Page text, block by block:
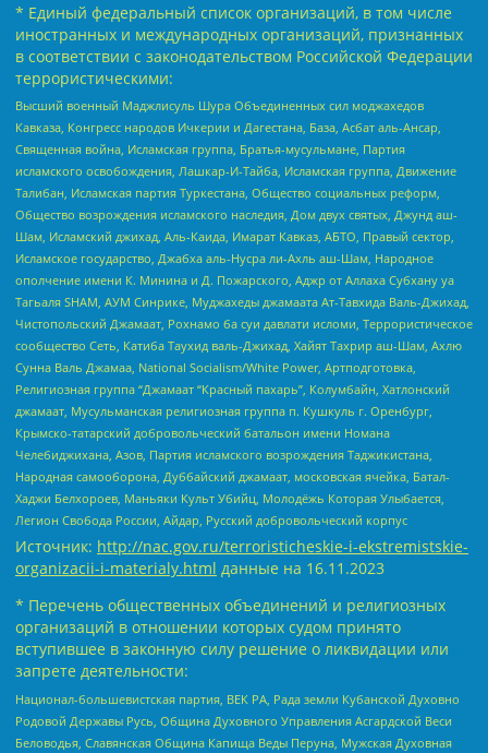
* Единый федеральный список организаций, в том числе
иностранных и международных организаций, признанных
в соответствии с законодательством Российской Федерации
террористическими:
Высший военный Маджлисуль Шура Объединенных сил моджахедов
Кавказа, Конгресс народов Ичкерии и Дагестана, База, Асбат аль-Ансар,
Священная война, Исламская группа, Братья-мусульмане, Партия
исламского освобождения, Лашкар-И-Тайба, Исламская группа, Движение
Талибан, Исламская партия Туркестана, Общество социальных реформ,
Общество возрождения исламского наследия, Дом двух святых, Джунд аш-
Шам, Исламский джихад, Аль-Каида, Имарат Кавказ, АБТО, Правый сектор,
Исламское государство, Джабха аль-Нусра ли-Ахль аш-Шам, Народное
ополчение имени К. Минина и Д. Пожарского, Аджр от Аллаха Субхану уа
Тагьаля SHAM, АУМ Синрике, Муджахеды джамаата Ат-Тавхида Валь-Джихад,
Чистопольский Джамаат, Рохнамо ба суи давлати исломи, Террористическое
сообщество Сеть, Катиба Таухид валь-Джихад, Хайят Тахрир аш-Шам, Ахлю
Сунна Валь Джамаа, National Socialism/White Power, Артподготовка,
Религиозная группа “Джамаат “Красный пахарь”, Колумбайн, Хатлонский
джамаат, Мусульманская религиозная группа п. Кушкуль г. Оренбург,
Крымско-татарский добровольческий батальон имени Номана
Челебиджихана, Азов, Партия исламского возрождения Таджикистана,
Народная самооборона, Дуббайский джамаат, московская ячейка, Батал-
Хаджи Белхороев, Маньяки Культ Убийц, Молодёжь Которая Улыбается,
Легион Свобода России, Айдар, Русский добровольческий корпус
Источник: http://nac.gov.ru/terroristicheskie-i-ekstremistskie-
organizacii-i-materialy.html данные на 16.11.2023
* Перечень общественных объединений и религиозных
организаций в отношении которых судом принято
вступившее в законную силу решение о ликвидации или
запрете деятельности:
Национал-большевистская партия, ВЕК РА, Рада земли Кубанской Духовно
Родовой Державы Русь, Община Духовного Управления Асгардской Веси
Беловодья, Славянская Община Капища Веды Перуна, Мужская Духовная